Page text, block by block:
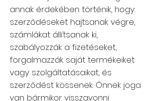
annak érdekében történik, hogy:
szerződéseket hajtsanak végre,
számlákat állítsanak ki,
szabályozzák a fizetéseket,
forgalmazzák saját termékeiket
vagy szolgáltatásaikat, és
szerződést kössenek. Önnek joga
van bármikor visszavonni